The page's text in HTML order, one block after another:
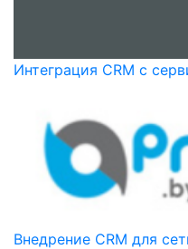
Интеграция CRM с
Внедрение CRM для